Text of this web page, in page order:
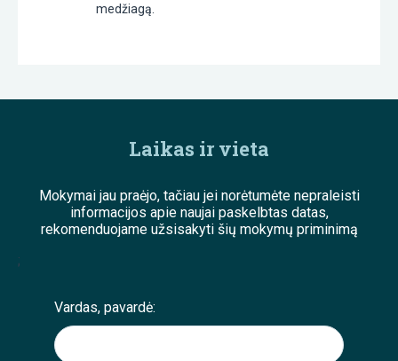
medžiagą.
Laikas ir vieta
Mokymai jau praėjo, tačiau jei norėtumėte nepraleisti
informacijos apie naujai paskelbtas datas,
rekomenduojame užsisakyti šių mokymų priminimą
;
Vardas, pavardė: